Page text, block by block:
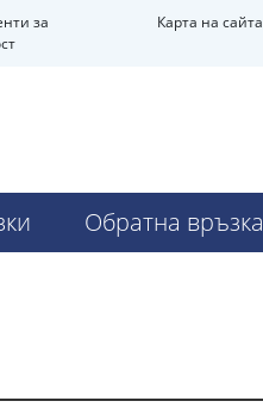
за
Карта на сайта
Обратна връзка